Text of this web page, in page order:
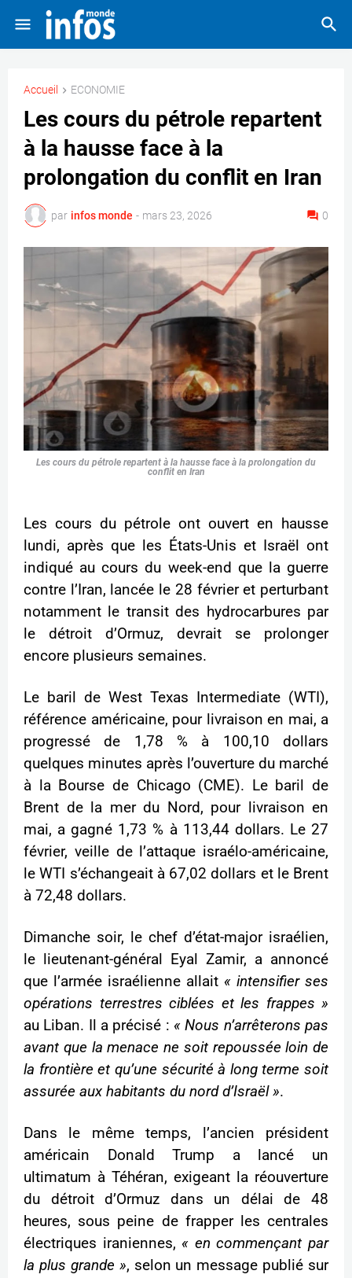
Accueil ECONOMIE
Les cours du pétrole repartent
à la hausse face à la
prolongation du conflit en Iran
par infos monde - mars 23, 2026 0
Les cours du pétrole repartent à la hausse face à la prolongation du
conflit en Iran
Les cours du pétrole ont ouvert en hausse
lundi, après que les États-Unis et Israël ont
indiqué au cours du week-end que la guerre
contre l’Iran, lancée le 28 février et perturbant
notamment le transit des hydrocarbures par
le détroit d’Ormuz, devrait se prolonger
encore plusieurs semaines.
Le baril de West Texas Intermediate (WTI),
référence américaine, pour livraison en mai, a
progressé de 1,78 % à 100,10 dollars
quelques minutes après l’ouverture du marché
à la Bourse de Chicago (CME). Le baril de
Brent de la mer du Nord, pour livraison en
mai, a gagné 1,73 % à 113,44 dollars. Le 27
février, veille de l’attaque israélo-américaine,
le WTI s’échangeait à 67,02 dollars et le Brent
à 72,48 dollars.
Dimanche soir, le chef d’état-major israélien,
le lieutenant-général Eyal Zamir, a annoncé
que l’armée israélienne allait « intensifier ses
opérations terrestres ciblées et les frappes »
au Liban. Il a précisé : « Nous n’arrêterons pas
avant que la menace ne soit repoussée loin de
la frontière et qu’une sécurité à long terme soit
assurée aux habitants du nord d’Israël ».
Dans le même temps, l’ancien président
américain Donald Trump a lancé un
ultimatum à Téhéran, exigeant la réouverture
du détroit d’Ormuz dans un délai de 48
heures, sous peine de frapper les centrales
électriques iraniennes, « en commençant par
la plus grande », selon un message publié sur